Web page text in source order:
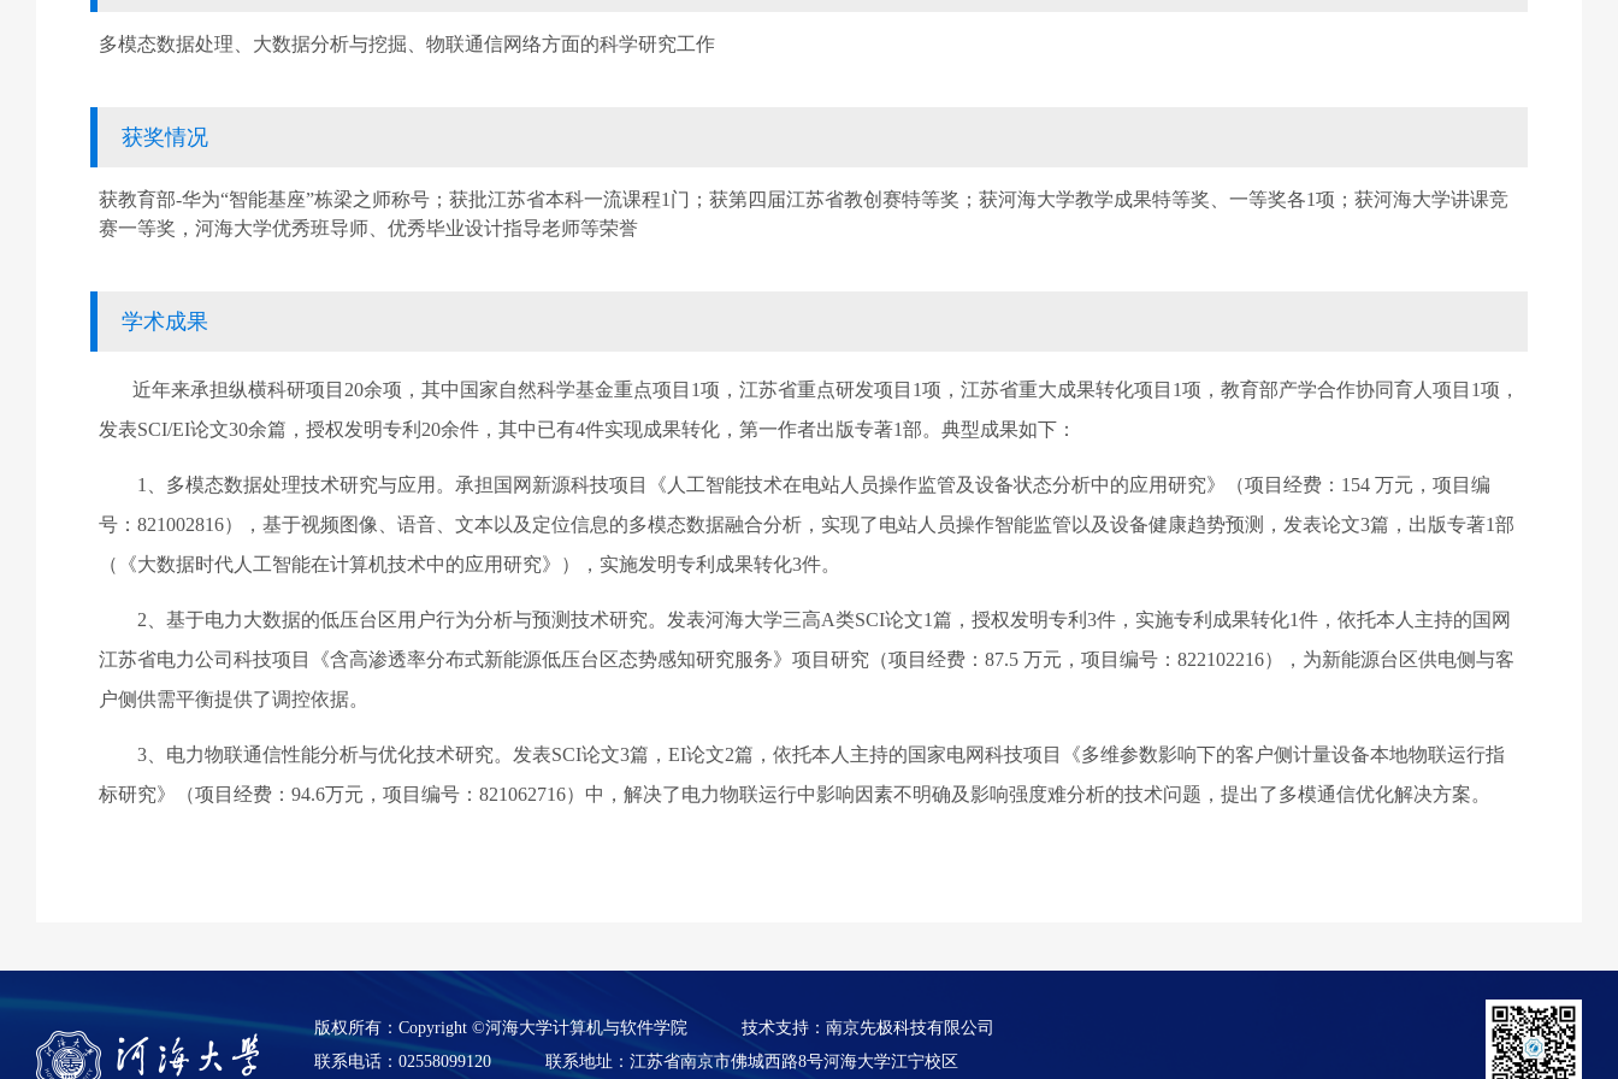
多模态数据处理、大数据分析与挖掘、物联通信网络方面的科学研究工作
获奖情况
获教育部-华为“智能基座”栋梁之师称号；获批江苏省本科一流课程1 门；获第四届江苏省教创赛特等奖；获河海大学教学成果特等奖、一等奖各1项；获河海大学讲课竞
赛一等奖，河海大学优秀班导师、优秀毕业设计指导老师等荣誉
学术成果
近年来承担纵横科研项目 20余项，其中国家自然科学基金重点项目 1项，江苏省重点研发项目 1项，江苏省重大成果转化项目 1项，教育部产学合作协同育人项目 1项，
发表SCI/EI论文30余篇，授权发明专利 20余件，其中已有4件实现成果转化，第一作者出版专著1部。典型成果如下：
1 、多模态数据处理技术研究与应用。承担国网新源科技项目《人工智能技术在电站人员操作监管及设备状态分析中的应用研究》（项目经费： 154 万元，项目编
号： 821002816），基于视频图像、语音、文本以及定位信息的多模态数据融合分析，实现了电站人员操作智能监管以及设备健康趋势预测，发表论文3篇，出版专著1部
（《大数据时代人工智能在计算机技术中的应用研究》），实施发明专利成果转化3件。
2 、基于电力大数据的低压台区用户行为分析与预测技术研究。发表河海大学三高A类SCI论文1篇，授权发明专利 3件，实施专利成果转化1件，依托本人主持的国网
江苏省电力公司科技项目《含高渗透率分布式新能源低压台区态势感知研究服务》项目研究（项目经费： 87.5 万元，项目编号： 822102216），为新能源台区供电侧与客
户侧供需平衡提供了调控依据。
3 、电力物联通信性能分析与优化技术研究。发表SCI论文3篇， EI论文2篇，依托本人主持的国家电网科技项目《多维参数影响下的客户侧计量设备本地物联运行指
标研究》（项目经费： 94.6万元，项目编号： 821062716）中，解决了电力物联运行中影响因素不明确及影响强度难分析的技术问题，提出了多模通信优化解决方案。
版权所有：Copyright ©河海大学计算机与软件学院
技术支持：南京先极科技有限公司
联系电话：02558099120
联系地址：江苏省南京市佛城西路8号河海大学江宁校区